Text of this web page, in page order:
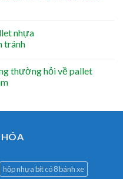
nhựa
tránh
thường hỏi về pallet
hộp nhựa bít có 8 bánh xe